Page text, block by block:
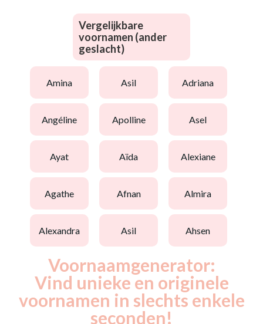
Vergelijkbare
voornamen (ander
geslacht)
amina asil adriana
angéline apolline asel
ayat aïda alexiane
agathe afnan almira
alexandra asil ahsen
Voornaamgenerator:
Vind unieke en originele
voornamen in slechts enkele
seconden!